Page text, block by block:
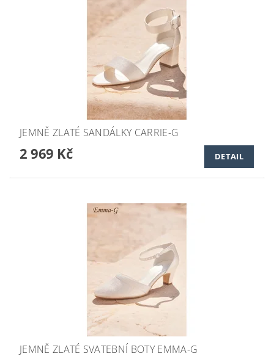
JEMNĚ ZLATÉ SANDÁLKY CARRIE-G
2 969 Kč DETAIL
JEMNĚ ZLATÉ SVATEBNÍ BOTY EMMA-G